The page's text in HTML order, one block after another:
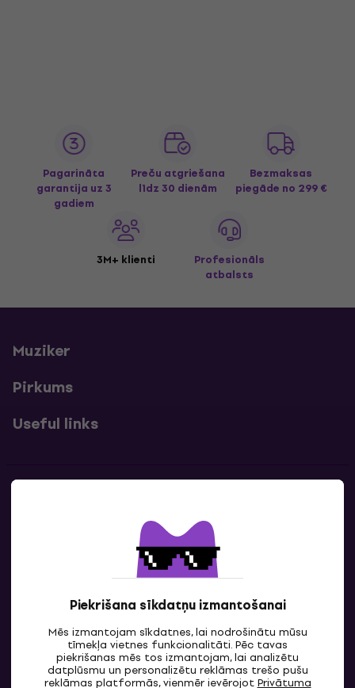
Piekrišana sīkdatņu izmantošanai
Mēs izmantojam sīkdatnes, lai nodrošinātu mūsu
tīmekļa vietnes funkcionalitāti. Pēc tavas
piekrišanas mēs tos izmantojam, lai analizētu
datplūsmu un personalizētu reklāmas trešo pušu
reklāmas platformās, vienmēr ievērojotPrivātuma
Pagarināta
garantija uz 3
gadiem
Preču atgriešana
līdz 30 dienām
Bezmaksas
piegāde no 299 €
3M+ klienti
Profesionāls
atbalsts
Muziker
Pirkums
Useful links
Sazinies ar mums